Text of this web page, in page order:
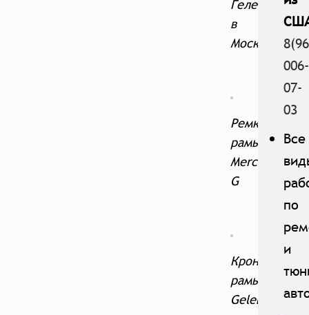
Гелендваген
в
Москве
Ремкомплект
рамы
Mercedes
G
Кронштейны
рамы
Gelendwagen
006-
07-
03
Все
по
и